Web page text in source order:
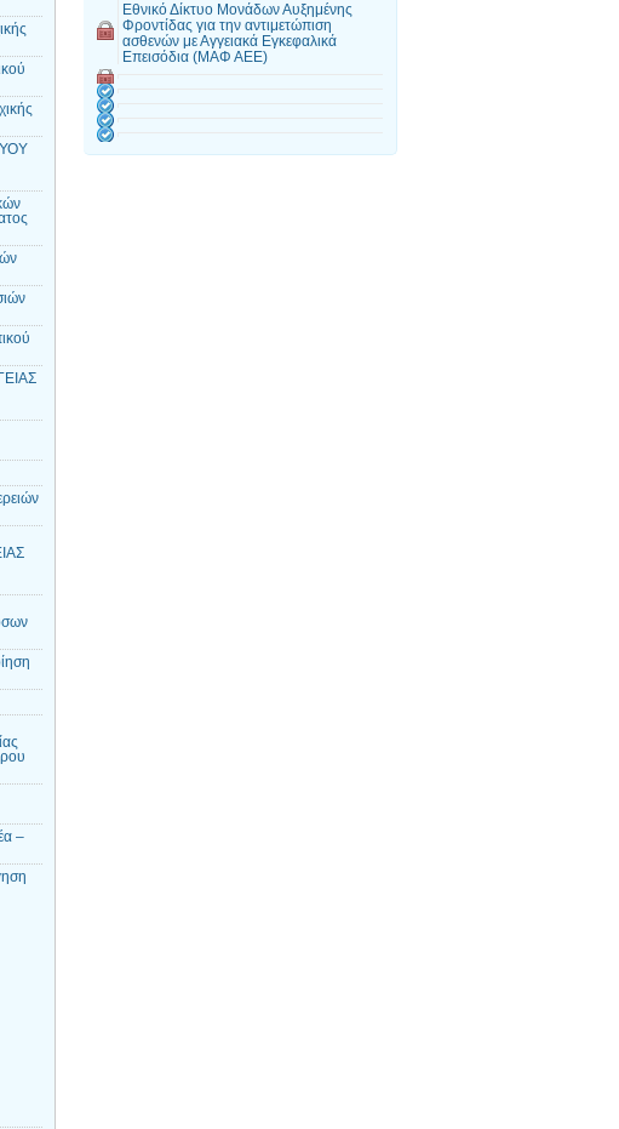
–
Εθνικό Δίκτυο Μονάδων Αυξημένης
Φροντίδας για την αντιμετώπιση
ασθενών με Αγγειακά Εγκεφαλικά
Επεισόδια (ΜΑΦ ΑΕΕ)